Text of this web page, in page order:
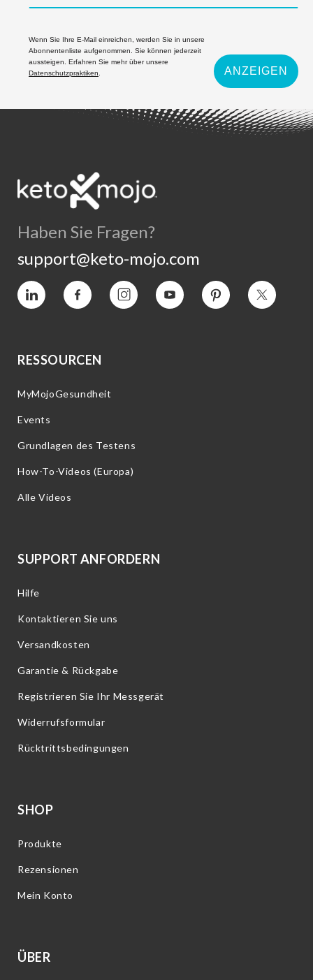
Wenn Sie Ihre E-Mail einreichen, werden Sie in unsere
Abonnentenliste aufgenommen. Sie können jederzeit
aussteigen. Erfahren Sie mehr über unsere
Datenschutzpraktiken. ANZEIGEN
Haben Sie Fragen?
support@keto-mojo.com
Vimeo Facebook InstagramYouTube InteresseTwitter
RESSOURCEN
MyMojoGesundheit
Events
Grundlagen des Testens
How-To-Videos (Europa)
Alle Videos
SUPPORT ANFORDERN
Hilfe
Kontaktieren Sie uns
Versandkosten
Garantie & Rückgabe
Registrieren Sie Ihr Messgerät
Widerrufsformular
Rücktrittsbedingungen
SHOP
Produkte
Rezensionen
Mein Konto
ÜBER